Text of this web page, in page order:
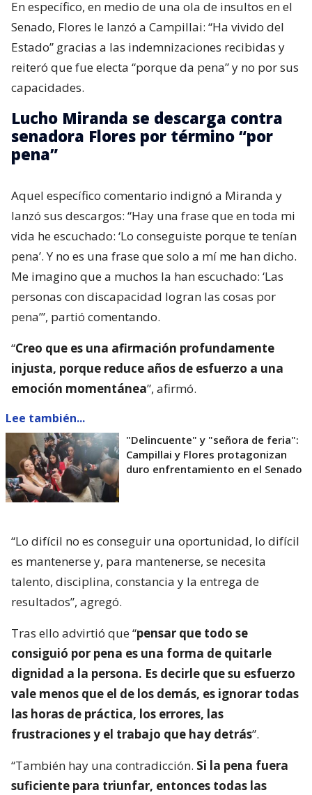
En específico, en medio de una ola de insultos en el
Senado, Flores le lanzó a Campillai: “Ha vivido del
Estado” gracias a las indemnizaciones recibidas y
reiteró que fue electa “porque da pena” y no por sus
capacidades.
Lucho Miranda se descarga contra
senadora Flores por término “por
pena”
Aquel específico comentario indignó a Miranda y
lanzó sus descargos: “Hay una frase que en toda mi
vida he escuchado: ‘Lo conseguiste porque te tenían
pena’. Y no es una frase que solo a mí me han dicho.
Me imagino que a muchos la han escuchado: ‘Las
personas con discapacidad logran las cosas por
pena’”, partió comentando.
“Creo que es una afirmación profundamente
injusta, porque reduce años de esfuerzo a una
emoción momentánea”, afirmó.
Lee también...
"Delincuente" y "señora de feria":
Campillai y Flores protagonizan
duro enfrentamiento en el Senado
“Lo difícil no es conseguir una oportunidad, lo difícil
es mantenerse y, para mantenerse, se necesita
talento, disciplina, constancia y la entrega de
resultados”, agregó.
Tras ello advirtió que “pensar que todo se
consiguió por pena es una forma de quitarle
dignidad a la persona. Es decirle que su esfuerzo
vale menos que el de los demás, es ignorar todas
las horas de práctica, los errores, las
frustraciones y el trabajo que hay detrás”.
“También hay una contradicción. Si la pena fuera
suficiente para triunfar, entonces todas las